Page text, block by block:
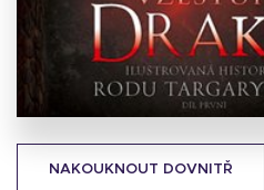
NAKOUKNOUT DOVNITŘ